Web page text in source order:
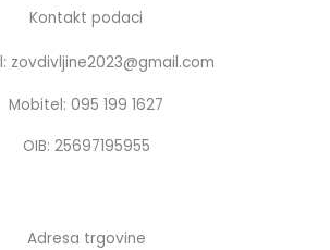
b
o
o
k
a
r
a
m
Kontakt podaci
zovdivljine2023@gmail.com
Mobitel: 095 199 1627
OIB: 25697195955
Adresa trgovine